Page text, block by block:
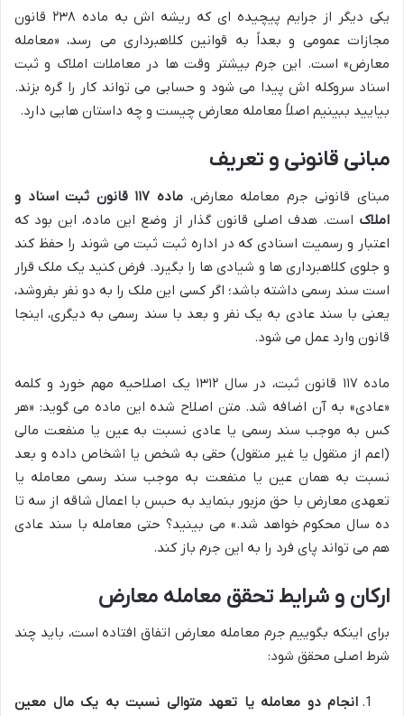
یکی دیگر از جرایم پیچیده ای که ریشه اش به ماده ۲۳۸ قانون
مجازات عمومی و بعداً به قوانین کلاهبرداری می رسد، «معامله
معارض» است. این جرم بیشتر وقت ها در معاملات املاک و ثبت
اسناد سروکله اش پیدا می شود و حسابی می تواند کار را گره بزند.
بیایید ببینیم اصلاً معامله معارض چیست و چه داستان هایی دارد.
مبانی قانونی و تعریف
مبنای قانونی جرم معامله معارض،
ماده ۱۱۷ قانون ثبت اسناد و
املاک است. هدف اصلی قانون گذار از وضع این ماده، این بود که
اعتبار و رسمیت اسنادی که در اداره ثبت ثبت می شوند را حفظ کند
و جلوی کلاهبرداری ها و شیادی ها را بگیرد. فرض کنید یک ملک قرار
است سند رسمی داشته باشد؛ اگر کسی این ملک را به دو نفر بفروشد،
یعنی با سند عادی به یک نفر و بعد با سند رسمی به دیگری، اینجا
قانون وارد عمل می شود.
ماده ۱۱۷ قانون ثبت، در سال ۱۳۱۲ یک اصلاحیه مهم خورد و کلمه
«عادی» به آن اضافه شد. متن اصلاح شده این ماده می گوید: «هر
کس به موجب سند رسمی یا عادی نسبت به عین یا منفعت مالی
(اعم از منقول یا غیر منقول) حقی به شخص یا اشخاص داده و بعد
نسبت به همان عین یا منفعت به موجب سند رسمی معامله یا
تعهدی معارض با حق مزبور بنماید به حبس با اعمال شاقه از سه تا
ده سال محکوم خواهد شد.» می بینید؟ حتی معامله با سند عادی
هم می تواند پای فرد را به این جرم باز کند.
ارکان و شرایط تحقق معامله معارض
برای اینکه بگوییم جرم معامله معارض اتفاق افتاده است، باید چند
شرط اصلی محقق شود:
انجام دو معامله یا تعهد متوالی نسبت به یک مال معین